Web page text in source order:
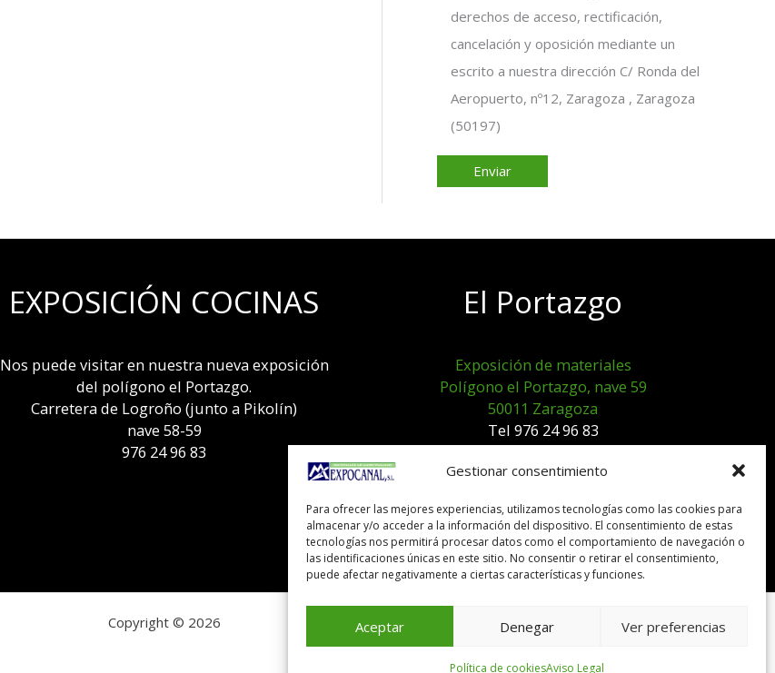
Gestionar consentimiento
Para ofrecer las mejores experiencias, utilizamos tecnologías como las cookies para
almacenar y/o acceder a la información del dispositivo. El consentimiento de estas
tecnologías nos permitirá procesar datos como el comportamiento de navegación o
las identificaciones únicas en este sitio. No consentir o retirar el consentimiento,
puede afectar negativamente a ciertas características y funciones.
Aceptar Denegar Ver preferencias
Política de cookiesAviso Legal
derechos de acceso, rectificación,
cancelación y oposición mediante un
escrito a nuestra dirección C/ Ronda del
Aeropuerto, nº12, Zaragoza , Zaragoza
(50197)
EXPOSICIÓN COCINAS
Nos puede visitar en nuestra nueva exposición
del polígono el Portazgo.
Carretera de Logroño (junto a Pikolín)
nave 58-59
976 24 96 83
El Portazgo
Exposición de materiales
Polígono el Portazgo, nave 59
50011 Zaragoza
Tel 976 24 96 83
exposicion@expocanal.es
Aviso Legal
Política de cookies
Copyright © 2026